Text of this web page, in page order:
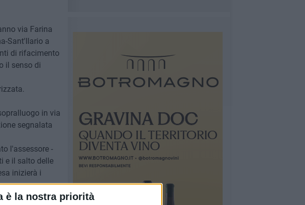
è la nostra priorità
via Farina
Sant'Ilario a
di rifacimento
il senso di
in via
segnalata
l'assessore -
e il salto delle
inizierà i